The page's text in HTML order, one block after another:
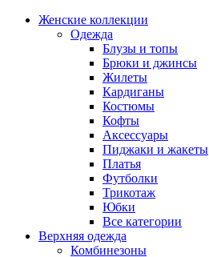
Женские коллекции
Одежда
Блузы и топы
Брюки и джинсы
Жилеты
Кардиганы
Костюмы
Кофты
Аксессуары
Пиджаки и жакеты
Платья
Футболки
Трикотаж
Юбки
Все категории
Верхняя одежда
Комбинезоны